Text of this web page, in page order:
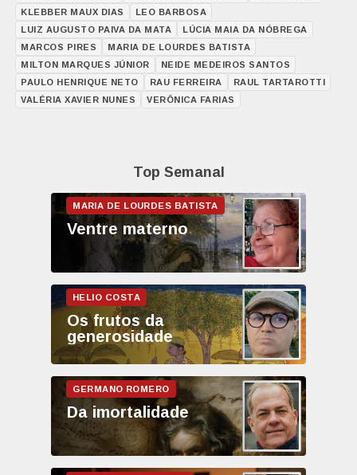
KLEBBER MAUX DIAS
LEO BARBOSA
LUIZ AUGUSTO PAIVA DA MATA
LÚCIA MAIA DA NÓBREGA
MARCOS PIRES
MARIA DE LOURDES BATISTA
MILTON MARQUES JÚNIOR
NEIDE MEDEIROS SANTOS
PAULO HENRIQUE NETO
RAU FERREIRA
RAUL TARTAROTTI
VALÉRIA XAVIER NUNES
VERÔNICA FARIAS
Top Semanal
Ventre materno
Os frutos da
generosidade
Da imortalidade